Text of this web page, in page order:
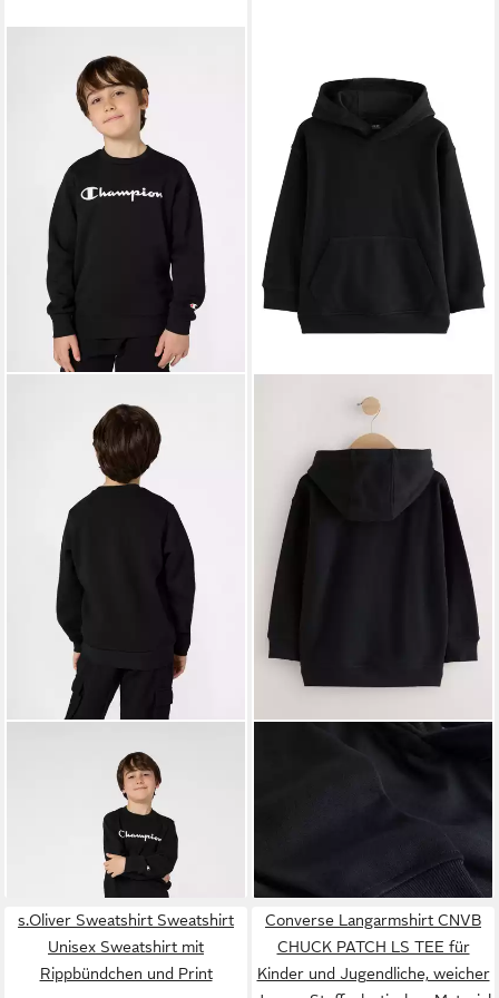
Sweatshirt
SPORTWEAR CREWNECK
Standard Fit mit
Rundhalsausschnitt, ohne
UVP27,99 €
Hoodie Einfarbiges
s.Oliver Sweatshirt Sweatshirt
Unisex Sweatshirt mit
Rippbündchen und Print
Converse Langarmshirt CNVB
CHUCK PATCH LS TEE für
Kinder und Jugendliche, weicher